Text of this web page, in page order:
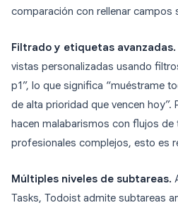
comparación con rellenar campos
Filtrado y etiquetas avanzadas.
vistas personalizadas usando
p1”, lo que significa “muéstrame
de alta prioridad que vencen hoy”.
hacen malabarismos con flujos
profesionales complejos, esto es
Múltiples niveles de subtareas.
Tasks, Todoist admite subtareas